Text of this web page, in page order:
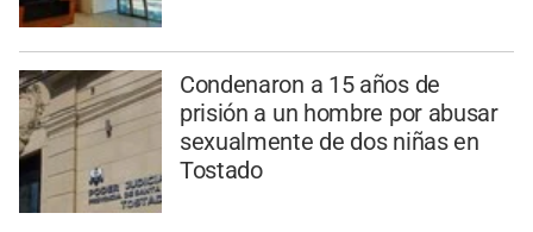
Condenaron a 15 años de
prisión a un hombre por abusar
sexualmente de dos niñas en
Tostado